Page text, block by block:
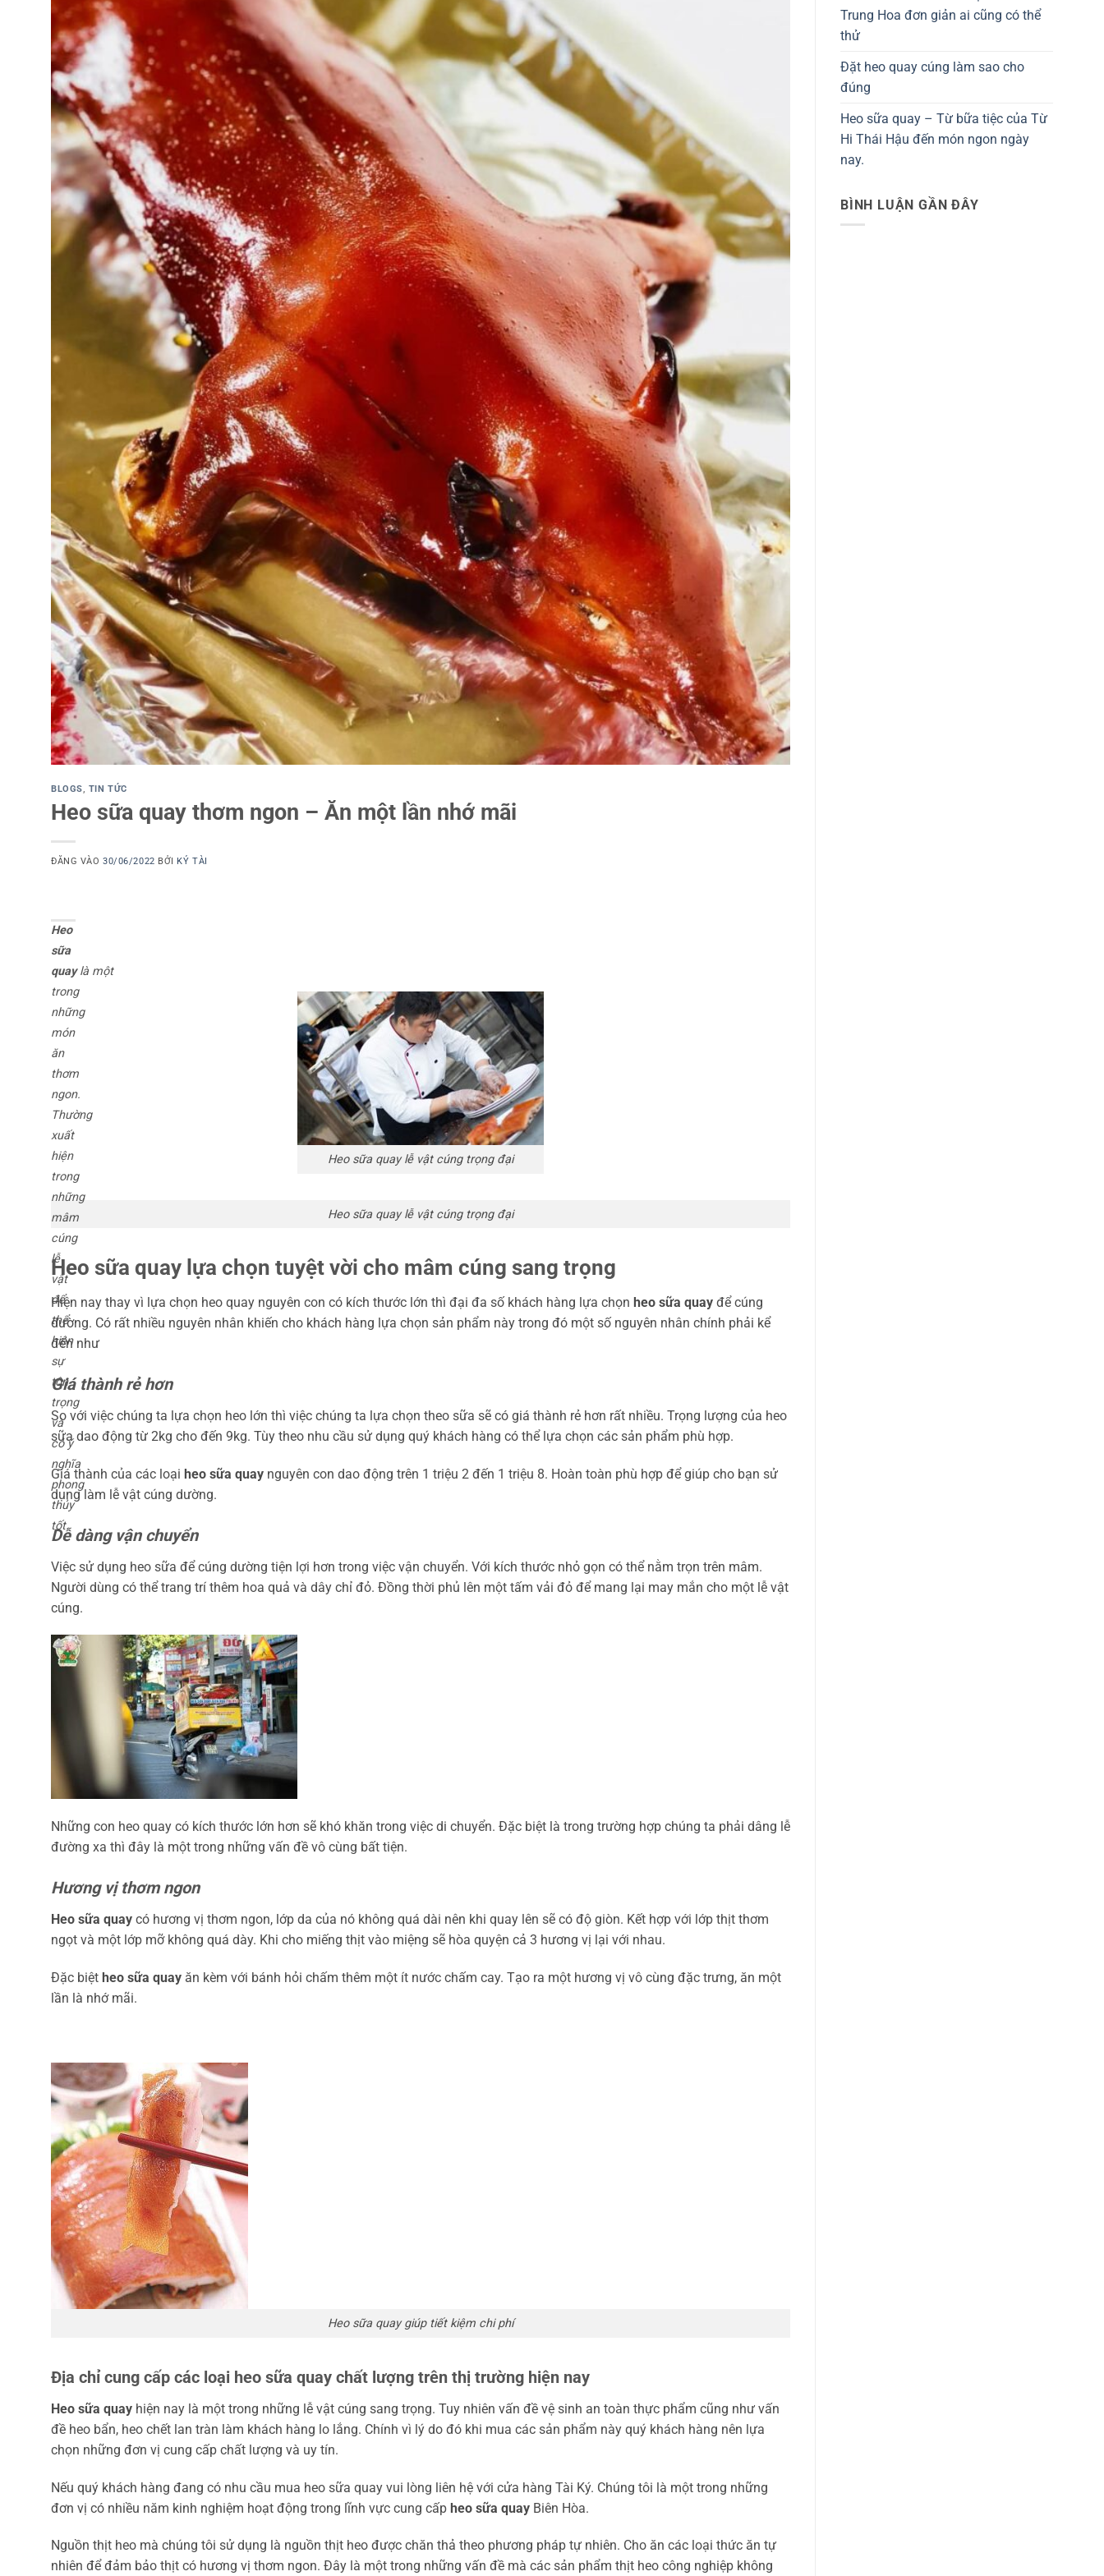
BLOGS, TIN TỨC
Heo sữa quay thơm ngon – Ăn một lần nhớ mãi
ĐĂNG VÀO30/06/2022 BỞI KÝ TÀI
Heo
sữa
quaylà một
trong
những
món
ăn
thơm
ngon.
Thường
xuất
hiện
trong
những
mâm
cúng
lễ
vật
để
thể
hiện
sự
tôn
trọng
và
có ý
nghĩa
phong
thủy
tốt.
Heo sữa quay lễ vật cúng trọng đại
Heo sữa quay lễ vật cúng trọng đại
Heo sữa quay lựa chọn tuyệt vời cho mâm cúng sang trọng
Hiện nay thay vì lựa chọn heo quay nguyên con có kích thước lớn thì đại đa số khách hàng lựa chọn heo sữa quay để cúng
dường. Có rất nhiều nguyên nhân khiến cho khách hàng lựa chọn sản phẩm này trong đó một số nguyên nhân chính phải kể
đến như
Giá thành rẻ hơn
So với việc chúng ta lựa chọn heo lớn thì việc chúng ta lựa chọn theo sữa sẽ có giá thành rẻ hơn rất nhiều. Trọng lượng của heo
sữa dao động từ 2kg cho đến 9kg. Tùy theo nhu cầu sử dụng quý khách hàng có thể lựa chọn các sản phẩm phù hợp.
Giá thành của các loại heo sữa quay nguyên con dao động trên 1 triệu 2 đến 1 triệu 8. Hoàn toàn phù hợp để giúp cho bạn sử
dụng làm lễ vật cúng dường.
Dễ dàng vận chuyển
Việc sử dụng heo sữa để cúng dường tiện lợi hơn trong việc vận chuyển. Với kích thước nhỏ gọn có thể nằm trọn trên mâm.
Người dùng có thể trang trí thêm hoa quả và dây chỉ đỏ. Đồng thời phủ lên một tấm vải đỏ để mang lại may mắn cho một lễ vật
cúng.
Những con heo quay có kích thước lớn hơn sẽ khó khăn trong việc di chuyển. Đặc biệt là trong trường hợp chúng ta phải dâng lễ
đường xa thì đây là một trong những vấn đề vô cùng bất tiện.
Hương vị thơm ngon
Heo sữa quay có hương vị thơm ngon, lớp da của nó không quá dài nên khi quay lên sẽ có độ giòn. Kết hợp với lớp thịt thơm
ngọt và một lớp mỡ không quá dày. Khi cho miếng thịt vào miệng sẽ hòa quyện cả 3 hương vị lại với nhau.
Đặc biệt heo sữa quay ăn kèm với bánh hỏi chấm thêm một ít nước chấm cay. Tạo ra một hương vị vô cùng đặc trưng, ăn một
lần là nhớ mãi.
Heo sữa quay giúp tiết kiệm chi phí
Địa chỉ cung cấp các loại heo sữa quay chất lượng trên thị trường hiện nay
Heo sữa quay hiện nay là một trong những lễ vật cúng sang trọng. Tuy nhiên vấn đề vệ sinh an toàn thực phẩm cũng như vấn
đề heo bẩn, heo chết lan tràn làm khách hàng lo lắng. Chính vì lý do đó khi mua các sản phẩm này quý khách hàng nên lựa
chọn những đơn vị cung cấp chất lượng và uy tín.
Nếu quý khách hàng đang có nhu cầu mua heo sữa quay vui lòng liên hệ với cửa hàng Tài Ký. Chúng tôi là một trong những
đơn vị có nhiều năm kinh nghiệm hoạt động trong lĩnh vực cung cấp heo sữa quay Biên Hòa.
Nguồn thịt heo mà chúng tôi sử dụng là nguồn thịt heo được chăn thả theo phương pháp tự nhiên. Cho ăn các loại thức ăn tự
nhiên để đảm bảo thịt có hương vị thơm ngon. Đây là một trong những vấn đề mà các sản phẩm thịt heo công nghiệp không
Trung Hoa đơn giản ai cũng có thể
thử
Đặt heo quay cúng làm sao cho
đúng
Heo sữa quay – Từ bữa tiệc của Từ
Hi Thái Hậu đến món ngon ngày
nay.
BÌNH LUẬN GẦN ĐÂY